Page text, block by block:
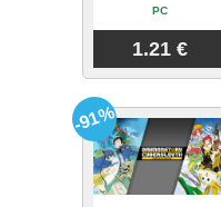
PC
1.21 €
-91%